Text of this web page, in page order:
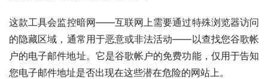
这款工具会监控暗网——互联网上需要通过特殊浏览器访问
的隐藏区域，通常用于恶意或非法活动——以查找您谷歌帐
户的电子邮件地址。它是谷歌帐户的免费功能，仅用于告知
您电子邮件地址是否出现在这些潜在危险的网站上。